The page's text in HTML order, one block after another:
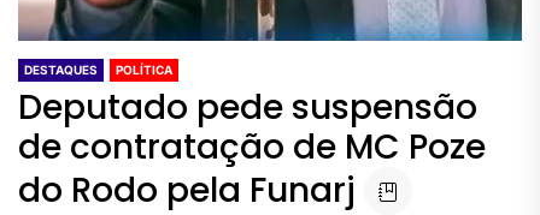
DESTAQUES POLÍTICA
Deputado pede suspensão
de contratação de MC Poze
do Rodo pela Funarj